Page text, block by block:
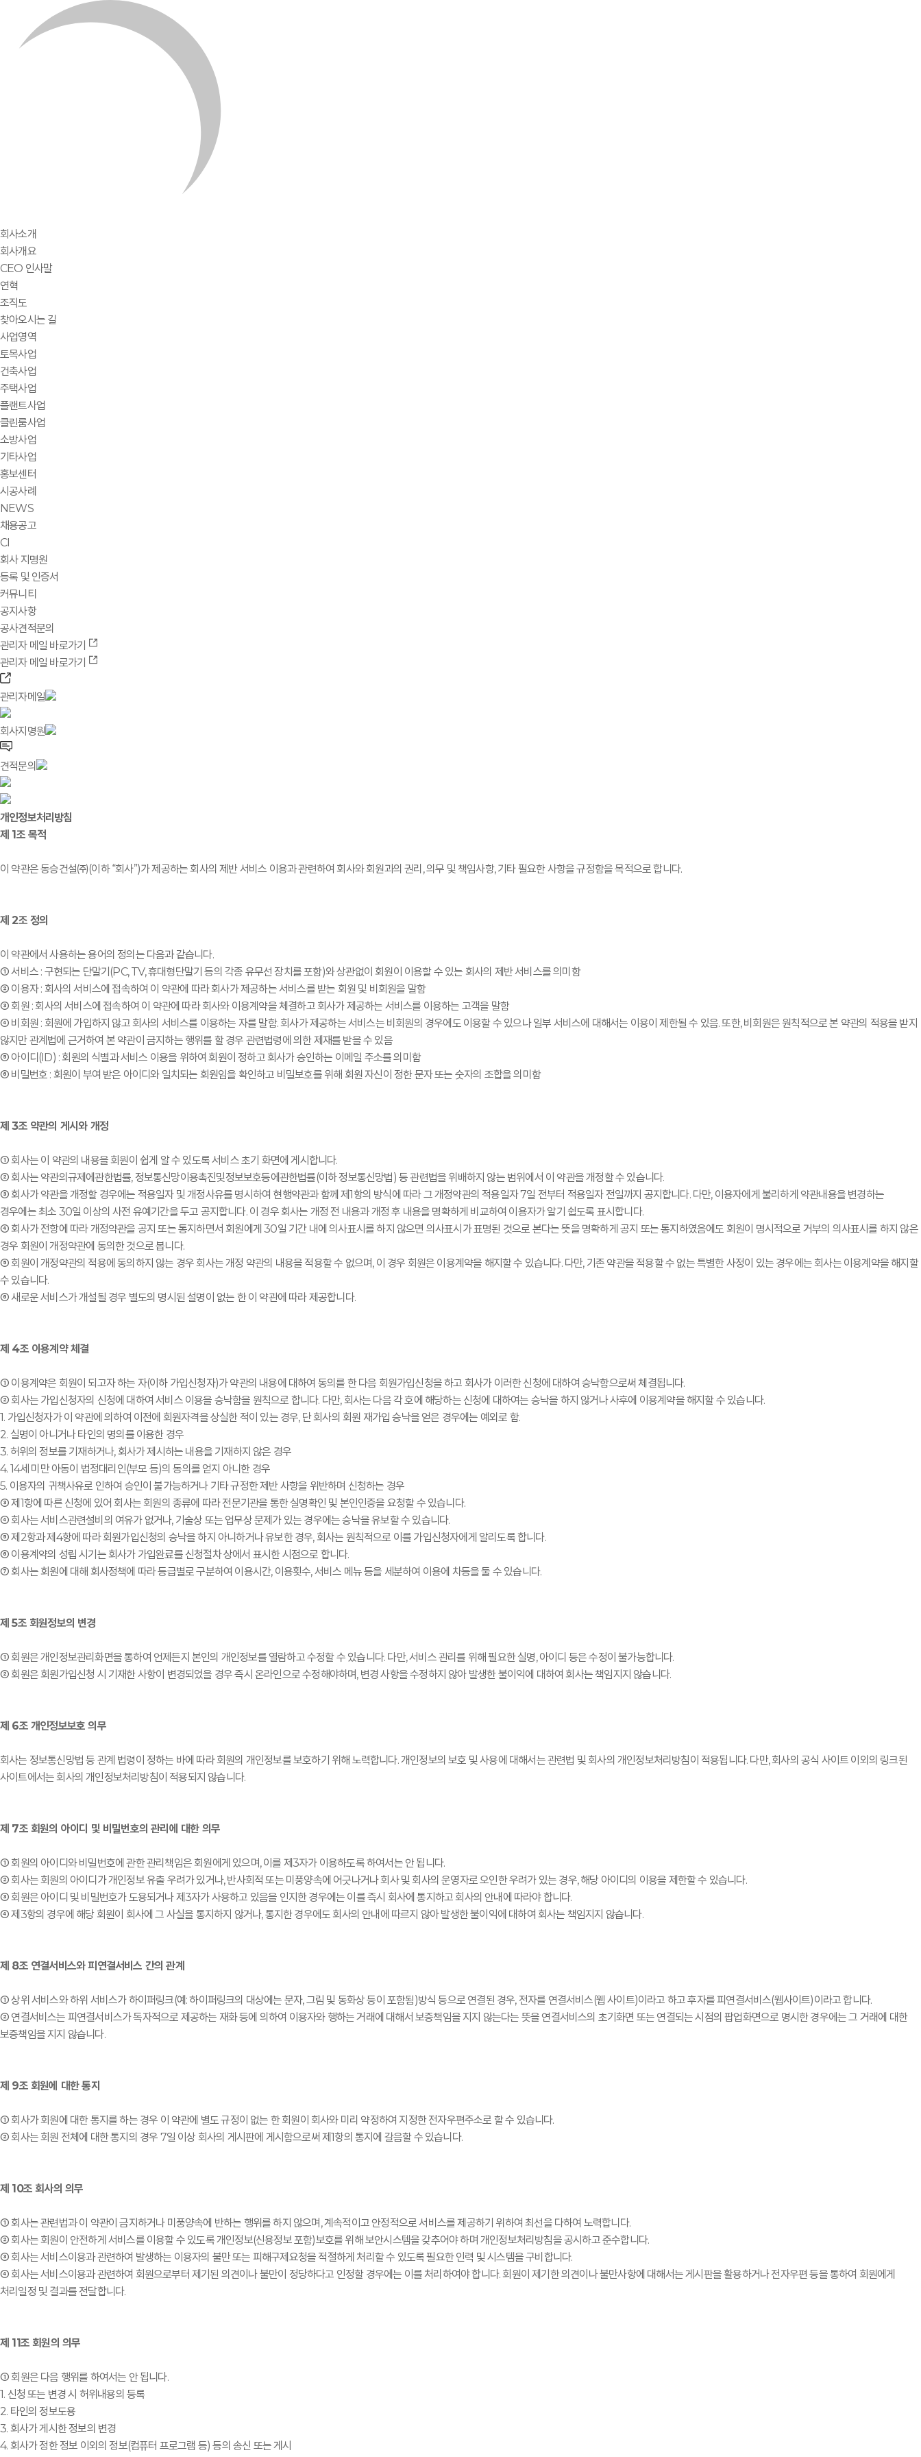
회사소개
회사개요
CEO 인사말
연혁
조직도
찾아오시는 길
사업영역
토목사업
건축사업
주택사업
플랜트사업
클린룸사업
소방사업
기타사업
홍보센터
시공사례
NEWS
채용공고
CI
회사 지명원
등록 및 인증서
커뮤니티
공지사항
공사견적문의
관리자 메일 바로가기
관리자 메일 바로가기
관리자메일
회사지명원
견적문의
개인정보처리방침
제 1조 목적
이 약관은 동승건설㈜(이하 “회사”)가 제공하는 회사의 제반 서비스 이용과 관련하여 회사와 회원과의 권리, 의무 및 책임사항, 기타 필요한 사항을 규정함을 목적으로 합니다.
제 2조 정의
이 약관에서 사용하는 용어의 정의는 다음과 같습니다.
① 서비스 : 구현되는 단말기(PC, TV, 휴대형단말기 등의 각종 유무선 장치를 포함)와 상관없이 회원이 이용할 수 있는 회사의 제반 서비스를 의미함
② 이용자 : 회사의 서비스에 접속하여 이 약관에 따라 회사가 제공하는 서비스를 받는 회원 및 비회원을 말함
③ 회원 : 회사의 서비스에 접속하여 이 약관에 따라 회사와 이용계약을 체결하고 회사가 제공하는 서비스를 이용하는 고객을 말함
④ 비회원 : 회원에 가입하지 않고 회사의 서비스를 이용하는 자를 말함. 회사가 제공하는 서비스는 비회원의 경우에도 이용할 수 있으나 일부 서비스에 대해서는 이용이 제한될 수 있음. 또한, 비회원은 원칙적으로 본 약관의 적용을 받지
않지만 관계법에 근거하여 본 약관이 금지하는 행위를 할 경우 관련법령에 의한 제재를 받을 수 있음
⑤ 아이디(ID) : 회원의 식별과 서비스 이용을 위하여 회원이 정하고 회사가 승인하는 이메일 주소를 의미함
⑥ 비밀번호 : 회원이 부여 받은 아이디와 일치되는 회원임을 확인하고 비밀보호를 위해 회원 자신이 정한 문자 또는 숫자의 조합을 의미함
제 3조 약관의 게시와 개정
① 회사는 이 약관의 내용을 회원이 쉽게 알 수 있도록 서비스 초기 화면에 게시합니다.
② 회사는 약관의규제에관한법률, 정보통신망이용촉진및정보보호등에관한법률(이하 정보통신망법) 등 관련법을 위배하지 않는 범위에서 이 약관을 개정할 수 있습니다.
③ 회사가 약관을 개정할 경우에는 적용일자 및 개정사유를 명시하여 현행약관과 함께 제1항의 방식에 따라 그 개정약관의 적용일자 7일 전부터 적용일자 전일까지 공지합니다. 다만, 이용자에게 불리하게 약관내용을 변경하는
경우에는 최소 30일 이상의 사전 유예기간을 두고 공지합니다. 이 경우 회사는 개정 전 내용과 개정 후 내용을 명확하게 비교하여 이용자가 알기 쉽도록 표시합니다.
④ 회사가 전항에 따라 개정약관을 공지 또는 통지하면서 회원에게 30일 기간 내에 의사표시를 하지 않으면 의사표시가 표명된 것으로 본다는 뜻을 명확하게 공지 또는 통지하였음에도 회원이 명시적으로 거부의 의사표시를 하지 않은
경우 회원이 개정약관에 동의한 것으로 봅니다.
⑤ 회원이 개정약관의 적용에 동의하지 않는 경우 회사는 개정 약관의 내용을 적용할 수 없으며, 이 경우 회원은 이용계약을 해지할 수 있습니다. 다만, 기존 약관을 적용할 수 없는 특별한 사정이 있는 경우에는 회사는 이용계약을 해지할
수 있습니다.
⑥ 새로운 서비스가 개설될 경우 별도의 명시된 설명이 없는 한 이 약관에 따라 제공합니다.
제 4조 이용계약 체결
① 이용계약은 회원이 되고자 하는 자(이하 가입신청자)가 약관의 내용에 대하여 동의를 한 다음 회원가입신청을 하고 회사가 이러한 신청에 대하여 승낙함으로써 체결됩니다.
② 회사는 가입신청자의 신청에 대하여 서비스 이용을 승낙함을 원칙으로 합니다. 다만, 회사는 다음 각 호에 해당하는 신청에 대하여는 승낙을 하지 않거나 사후에 이용계약을 해지할 수 있습니다.
1. 가입신청자가 이 약관에 의하여 이전에 회원자격을 상실한 적이 있는 경우, 단 회사의 회원 재가입 승낙을 얻은 경우에는 예외로 함.
2. 실명이 아니거나 타인의 명의를 이용한 경우
3. 허위의 정보를 기재하거나, 회사가 제시하는 내용을 기재하지 않은 경우
4. 14세 미만 아동이 법정대리인(부모 등)의 동의를 얻지 아니한 경우
5. 이용자의 귀책사유로 인하여 승인이 불가능하거나 기타 규정한 제반 사항을 위반하며 신청하는 경우
③ 제1항에 따른 신청에 있어 회사는 회원의 종류에 따라 전문기관을 통한 실명확인 및 본인인증을 요청할 수 있습니다.
④ 회사는 서비스관련설비의 여유가 없거나, 기술상 또는 업무상 문제가 있는 경우에는 승낙을 유보할 수 있습니다.
⑤ 제2항과 제4항에 따라 회원가입신청의 승낙을 하지 아니하거나 유보한 경우, 회사는 원칙적으로 이를 가입신청자에게 알리도록 합니다.
⑥ 이용계약의 성립 시기는 회사가 가입완료를 신청절차 상에서 표시한 시점으로 합니다.
⑦ 회사는 회원에 대해 회사정책에 따라 등급별로 구분하여 이용시간, 이용횟수, 서비스 메뉴 등을 세분하여 이용에 차등을 둘 수 있습니다.
제 5조 회원정보의 변경
① 회원은 개인정보관리화면을 통하여 언제든지 본인의 개인정보를 열람하고 수정할 수 있습니다. 다만, 서비스 관리를 위해 필요한 실명, 아이디 등은 수정이 불가능합니다.
② 회원은 회원가입신청 시 기재한 사항이 변경되었을 경우 즉시 온라인으로 수정해야하며, 변경 사항을 수정하지 않아 발생한 불이익에 대하여 회사는 책임지지 않습니다.
제 6조 개인정보보호 의무
회사는 정보통신망법 등 관계 법령이 정하는 바에 따라 회원의 개인정보를 보호하기 위해 노력합니다. 개인정보의 보호 및 사용에 대해서는 관련법 및 회사의 개인정보처리방침이 적용됩니다. 다만, 회사의 공식 사이트 이외의 링크된
사이트에서는 회사의 개인정보처리방침이 적용되지 않습니다.
제 7조 회원의 아이디 및 비밀번호의 관리에 대한 의무
① 회원의 아이디와 비밀번호에 관한 관리책임은 회원에게 있으며, 이를 제3자가 이용하도록 하여서는 안 됩니다.
② 회사는 회원의 아이디가 개인정보 유출 우려가 있거나, 반사회적 또는 미풍양속에 어긋나거나 회사 및 회사의 운영자로 오인한 우려가 있는 경우, 해당 아이디의 이용을 제한할 수 있습니다.
③ 회원은 아이디 및 비밀번호가 도용되거나 제3자가 사용하고 있음을 인지한 경우에는 이를 즉시 회사에 통지하고 회사의 안내에 따라야 합니다.
④ 제3항의 경우에 해당 회원이 회사에 그 사실을 통지하지 않거나, 통지한 경우에도 회사의 안내에 따르지 않아 발생한 불이익에 대하여 회사는 책임지지 않습니다.
제 8조 연결서비스와 피연결서비스 간의 관계
① 상위 서비스와 하위 서비스가 하이퍼링크(예: 하이퍼링크의 대상에는 문자, 그림 및 동화상 등이 포함됨)방식 등으로 연결된 경우, 전자를 연결서비스(웹 사이트)이라고 하고 후자를 피연결서비스(웹사이트)이라고 합니다.
② 연결서비스는 피연결서비스가 독자적으로 제공하는 재화 등에 의하여 이용자와 행하는 거래에 대해서 보증책임을 지지 않는다는 뜻을 연결서비스의 초기화면 또는 연결되는 시점의 팝업화면으로 명시한 경우에는 그 거래에 대한
보증책임을 지지 않습니다.
제 9조 회원에 대한 통지
① 회사가 회원에 대한 통지를 하는 경우 이 약관에 별도 규정이 없는 한 회원이 회사와 미리 약정하여 지정한 전자우편주소로 할 수 있습니다.
② 회사는 회원 전체에 대한 통지의 경우 7일 이상 회사의 게시판에 게시함으로써 제1항의 통지에 갈음할 수 있습니다.
제 10조 회사의 의무
① 회사는 관련법과 이 약관이 금지하거나 미풍양속에 반하는 행위를 하지 않으며, 계속적이고 안정적으로 서비스를 제공하기 위하여 최선을 다하여 노력합니다.
② 회사는 회원이 안전하게 서비스를 이용할 수 있도록 개인정보(신용정보 포함)보호를 위해 보안시스템을 갖추어야 하며 개인정보처리방침을 공시하고 준수합니다.
③ 회사는 서비스이용과 관련하여 발생하는 이용자의 불만 또는 피해구제요청을 적절하게 처리할 수 있도록 필요한 인력 및 시스템을 구비합니다.
④ 회사는 서비스이용과 관련하여 회원으로부터 제기된 의견이나 불만이 정당하다고 인정할 경우에는 이를 처리하여야 합니다. 회원이 제기한 의견이나 불만사항에 대해서는 게시판을 활용하거나 전자우편 등을 통하여 회원에게
처리일정 및 결과를 전달합니다.
제 11조 회원의 의무
① 회원은 다음 행위를 하여서는 안 됩니다.
1. 신청 또는 변경 시 허위내용의 등록
2. 타인의 정보도용
3. 회사가 게시한 정보의 변경
4. 회사가 정한 정보 이외의 정보(컴퓨터 프로그램 등) 등의 송신 또는 게시